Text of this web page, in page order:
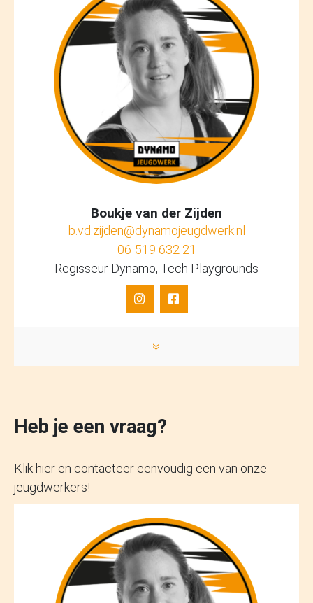
Boukje van der Zijden
b.vd.zijden@dynamojeugdwerk.nl
06-519 632 21
Regisseur Dynamo, Tech Playgrounds
»
Heb je een vraag?
Klik hier en contacteer eenvoudig een van onze
jeugdwerkers!